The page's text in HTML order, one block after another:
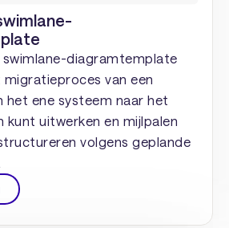
swimlane-diagramtemplate
migratieproces van een
het ene systeem naar het
kunt uitwerken en mijlpalen
volgens geplande